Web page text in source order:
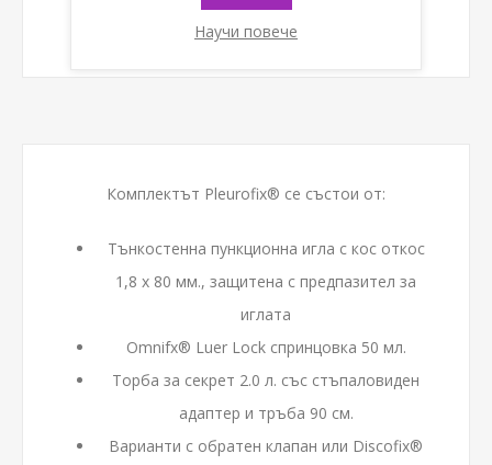
Комплектът Pleurofix® се състои от:
Тънкостенна пункционна игла с кос откос
1,8 x 80 мм., защитена с предпазител за
иглата
Omnifx® Luer Lock спринцовка 50 мл.
Торба за секрет 2.0 л. със стъпаловиден
адаптер и тръба 90 см.
Варианти с обратен клапан или Discofix®
Научи повече